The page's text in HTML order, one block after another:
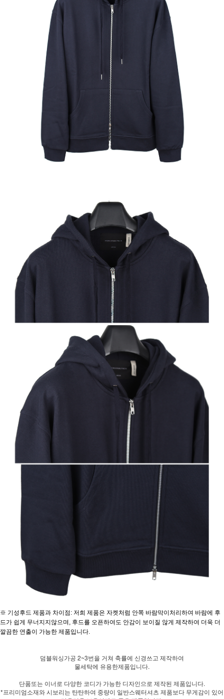
※ 기성후드 제품과 차이점: 저희 제품은 자켓처럼 안쪽 바람막이처리하여 바람에 후
드가 쉽게 무너지지않으며, 후드를 오픈하여도 안감이 보이질 않게 제작하여 더욱 더
깔끔한 연출이 가능한 제품입니다.
덤블워싱가공 2~3번을 거쳐 축률에 신경쓰고 제작하여
물세탁에 유용한제품입니다.
단품또는 이너로 다양한 코디가 가능한 디자인으로 제작된 제품입니다.
*프리미엄소재와 시보리는 탄탄하여 중량이 일반스웨터셔츠 제품보다 무게감이 있어